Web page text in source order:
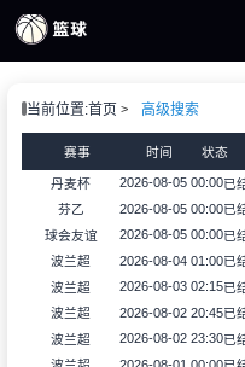
播
闻
当前位置:首页 高级搜索
赛事 时间 状态
丹麦杯 2026-08-05 00:00已
芬乙
2026-08-05 00:00已
球会友谊
2026-08-05 00:00已
波兰超
2026-08-04 01:00已
波兰超
2026-08-03 02:15已
波兰超
2026-08-02 20:45已
波兰超
2026-08-02 23:30已